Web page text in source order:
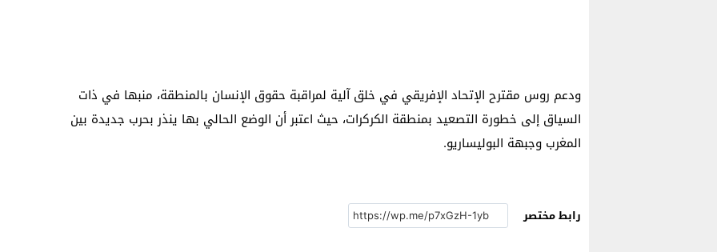
ودعم روس مقترح الإتحاد الإفريقي في خلق آلية لمراقبة حقوق الإنسان بالمنطقة، منبها في ذات
السياق إلى خطورة التصعيد بمنطقة الكركرات، حيث اعتبر أن الوضع الحالي بها ينذر بحرب جديدة بين
المغرب وجبهة البوليساريو.
رابط مختصر